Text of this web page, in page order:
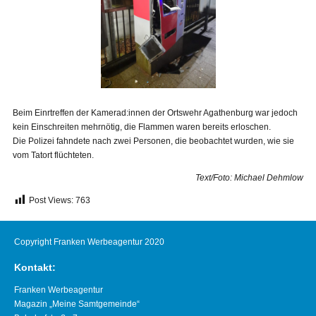
Beim Einrtreffen der Kamerad:innen der Ortswehr Agathenburg war jedoch
kein Einschreiten mehrnötig, die Flammen waren bereits erloschen.
Die Polizei fahndete nach zwei Personen, die beobachtet wurden, wie sie
vom Tatort flüchteten.
Text/Foto: Michael Dehmlow
Post Views: 763
Copyright Franken Werbeagentur 2020
Kontakt:
Franken Werbeagentur
Magazin „Meine Samtgemeinde“